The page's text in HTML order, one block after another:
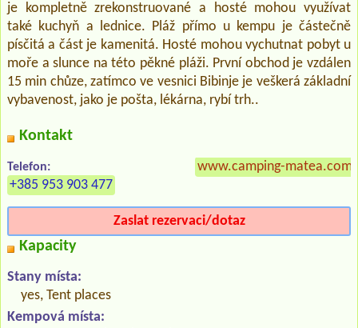
je kompletně zrekonstruované a hosté mohou využívat
také kuchyň a lednice. Pláž přímo u kempu je částečně
písčitá a část je kamenitá. Hosté mohou vychutnat pobyt u
moře a slunce na této pěkné pláži. První obchod je vzdálen
15 min chůze, zatímco ve vesnici Bibinje je veškerá základní
vybavenost, jako je pošta, lékárna, rybí trh..
Kontakt
Telefon:
+385 953 903 477
www.camping-
Zaslat rezervaci/dotaz
Kapacity
Stany místa:
yes, Tent places
Kempová místa: